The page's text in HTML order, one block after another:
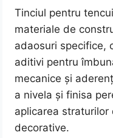
Tinciul pentru
materiale de
adaosuri specifice,
aditivi pentru
mecanice și
a nivela și finisa
aplicarea
decorative.